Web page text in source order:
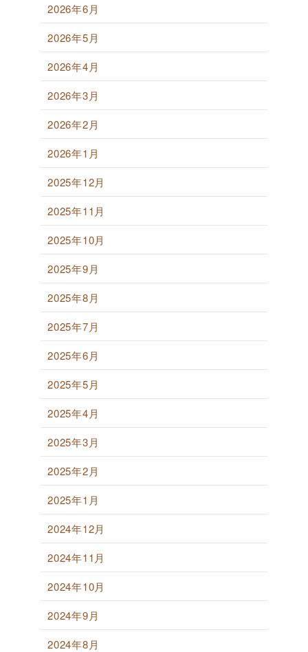
2026年6月
2026年5月
2026年4月
2026年3月
2026年2月
2026年1月
2025年12月
2025年11月
2025年10月
2025年9月
2025年8月
2025年7月
2025年6月
2025年5月
2025年4月
2025年3月
2025年2月
2025年1月
2024年12月
2024年11月
2024年10月
2024年9月
2024年8月